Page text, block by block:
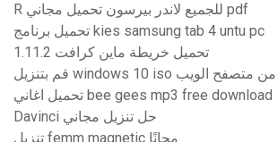
R للجميع لاندر بيرسون تحميل مجاني pdf
تحميل برنامج kies samsung tab 4 untu pc
1.11.2 تحميل خريطة ماين كرافت
قم بتنزيل windows 10 iso من متصفح الويب
تحميل اغاني bee gees mp3 free download
Davinci حل تنزيل مجاني
تنزيل femm magnetic مجانًا